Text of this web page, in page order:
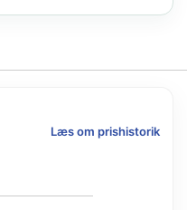
Læs om prishistorik